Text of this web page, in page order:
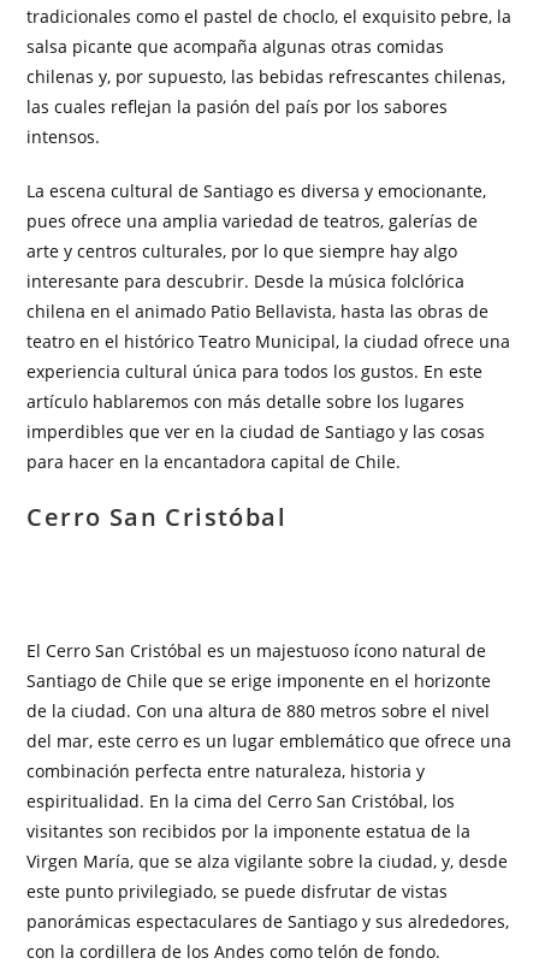
tradicionales como el pastel de choclo, el exquisito pebre, la
salsa picante que acompaña algunas otras comidas
chilenas y, por supuesto, las bebidas refrescantes chilenas,
las cuales reflejan la pasión del país por los sabores
intensos.
La escena cultural de Santiago es diversa y emocionante,
pues ofrece una amplia variedad de teatros, galerías de
arte y centros culturales, por lo que siempre hay algo
interesante para descubrir. Desde la música folclórica
chilena en el animado Patio Bellavista, hasta las obras de
teatro en el histórico Teatro Municipal, la ciudad ofrece una
experiencia cultural única para todos los gustos. En este
artículo hablaremos con más detalle sobre los lugares
imperdibles que ver en la ciudad de Santiago y las cosas
para hacer en la encantadora capital de Chile.
Cerro San Cristóbal
El Cerro San Cristóbal es un majestuoso ícono natural de
Santiago de Chile que se erige imponente en el horizonte
de la ciudad. Con una altura de 880 metros sobre el nivel
del mar, este cerro es un lugar emblemático que ofrece una
combinación perfecta entre naturaleza, historia y
espiritualidad. En la cima del Cerro San Cristóbal, los
visitantes son recibidos por la imponente estatua de la
Virgen María, que se alza vigilante sobre la ciudad, y, desde
este punto privilegiado, se puede disfrutar de vistas
panorámicas espectaculares de Santiago y sus alrededores,
con la cordillera de los Andes como telón de fondo.